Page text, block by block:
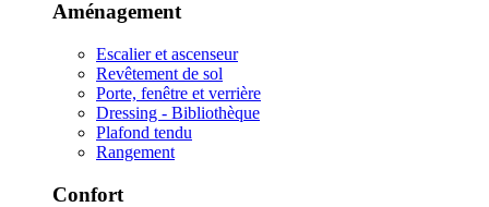
Aménagement
Escalier et ascenseur
Revêtement de sol
Porte, fenêtre et verrière
Dressing - Bibliothèque
Plafond tendu
Rangement
Confort